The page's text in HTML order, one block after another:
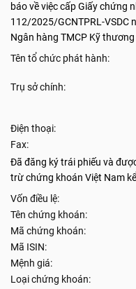
báo về việc cấp Giấy chứng
112/2025/GCNTPRL-VSDC
Ngân hàng TMCP Kỹ
Tên tổ chức phát hành:
Trụ sở chính:
Điện thoại:
Fax:
Đã đăng ký trái phiếu và
trừ chứng khoán Việt Nam
Vốn điều lệ:
Tên chứng khoán:
Mã chứng khoán:
Mã ISIN:
Mệnh giá:
Loại chứng khoán: